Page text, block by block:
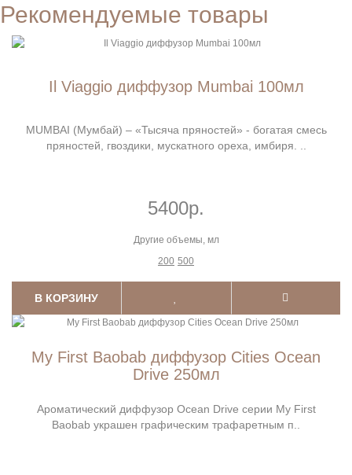
Рекомендуемые товары
Il Viaggio диффузор Mumbai 100мл
MUMBAI (Мумбай) – «Тысяча пряностей» - богатая смесь
пряностей, гвоздики, мускатного ореха, имбиря. ..
5400р.
Другие объемы, мл
200 500
В КОРЗИНУ
My First Baobab диффузор Cities Ocean
Drive 250мл
Ароматический диффузор Ocean Drive серии My First
Baobab украшен графическим трафаретным п..